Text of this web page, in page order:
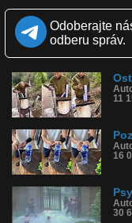
Zverejnené: 7.8.2023
Páči sa: 88% (32 hlasov)
Obľúbené: 4
Komentárov: 47
Kategória: ľudia
Tagy: sekáč, sekáčik,
História sledovanosti videa:
Odoberajte
odberu správ.
11
16
30